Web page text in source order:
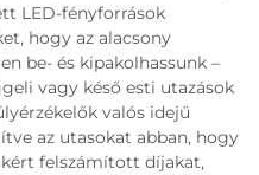
LED-fényforrások
hogy az alacsony
be- és kipakolhassunk –
vagy késő esti utazások
valós idejű
az utasokat abban, hogy
felszámított díjakat,